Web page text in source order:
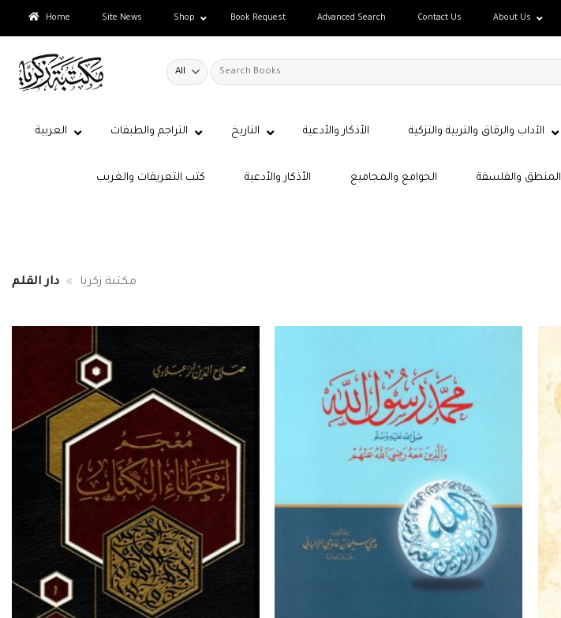
Home Site News Shop Book Request Advanced Search Contact Us About Us
Search
for:
الآداب والرقاق والتربية والتزكية الأذكار والأدعية التاريخ التراجم والطبقات العربية
كتب التعريفات والغريب الأذكار والأدعية الجوامع والمجاميع المنطق والفلسفة
مكتبة زكريا » دار القلم